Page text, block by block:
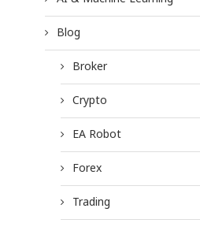
Blog
Broker
Crypto
EA Robot
Forex
Trading